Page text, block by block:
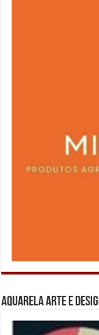
Aquarela Arte e